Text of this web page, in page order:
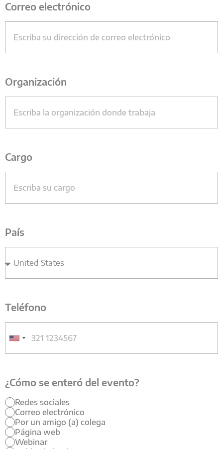
Correo electrónico
Organización
Cargo
País
Teléfono
¿Cómo se enteró del evento?
Redes sociales
Correo electrónico
Por un amigo (a) colega
Página web
Webinar